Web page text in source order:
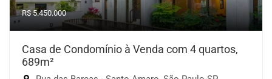
R$ 5.450.000
Casa de Condomínio à Venda com 4 quartos,
689m²